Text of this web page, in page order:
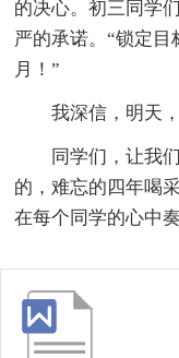
的决心。初三同学
严的承诺。“锁定
月！”
我深信，明天
同学们，让我
的，难忘的四年喝
在每个同学的心中奏